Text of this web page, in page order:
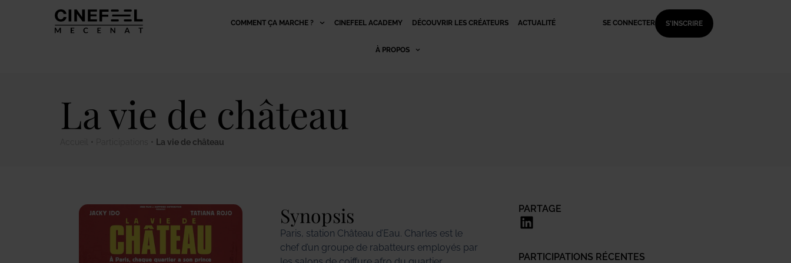
COMMENT ÇA MARCHE ? CINEFEEL ACADEMY DÉCOUVRIR LES CRÉATEURS ACTUALITÉ
À PROPOS
SE CONNECTER S'INSCRIRE
La vie de château
• • La vie de château
Synopsis
Paris, station Château d’Eau. Charles est le
chef d’un groupe de rabatteurs employés par
PARTAGE
PARTICIPATIONS RÉCENTES